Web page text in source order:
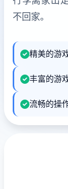
不回家。
精美的游
丰富的游
流畅的操